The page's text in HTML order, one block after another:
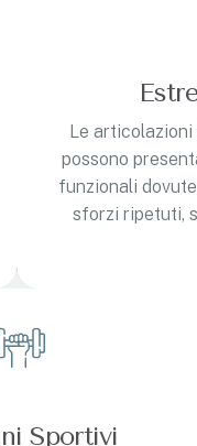
Le
possono
funzionali
sforzi ripetuti,
Sportivi